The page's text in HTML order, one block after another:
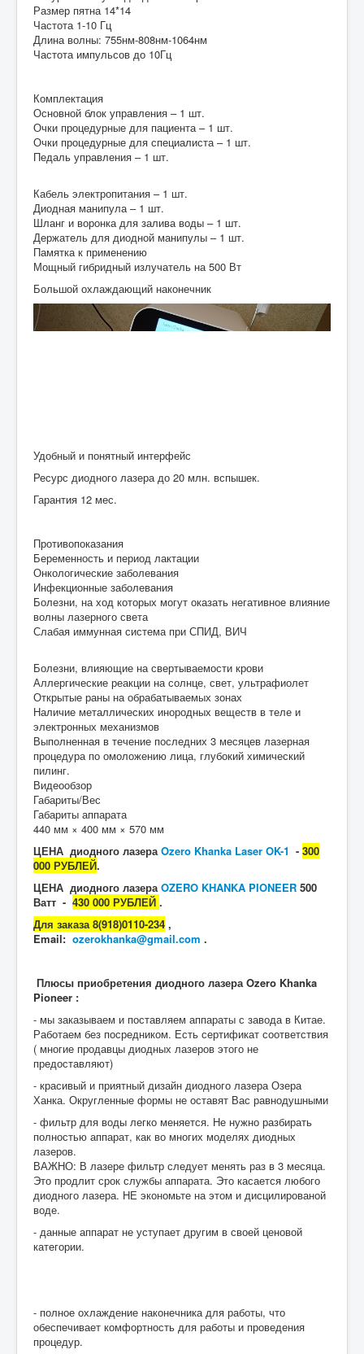
Размер пятна 14*14
Частота 1-10 Гц
Длина волны: 755нм-808нм-1064нм
Частота импульсов до 10Гц
Комплектация
Основной блок управления – 1 шт.
Очки процедурные для пациента – 1 шт.
Очки процедурные для специалиста – 1 шт.
Педаль управления – 1 шт.
Кабель электропитания – 1 шт.
Диодная манипула – 1 шт.
Шланг и воронка для залива воды – 1 шт.
Держатель для диодной манипулы – 1 шт.
Памятка к применению
Мощный гибридный излучатель на 500 Вт
Большой охлаждающий наконечник
Удобный и понятный интерфейс
Ресурс диодного лазера до 20 млн. вспышек.
Гарантия 12 мес.
Противопоказания
Беременность и период лактации
Онкологические заболевания
Инфекционные заболевания
Болезни, на ход которых могут оказать негативное влияние
волны лазерного света
Слабая иммунная система при СПИД, ВИЧ
Болезни, влияющие на свертываемости крови
Аллергические реакции на солнце, свет, ультрафиолет
Открытые раны на обрабатываемых зонах
Наличие металлических инородных веществ в теле и
электронных механизмов
Выполненная в течение последних 3 месяцев лазерная
процедура по омоложению лица, глубокий химический
пилинг.
Видеообзор
Габариты/Вес
Габариты аппарата
440 мм × 400 мм × 570 мм
ЦЕНА диодного лазераOzero Khanka Laser OK-1 - 300
000 РУБЛЕЙ.
ЦЕНА диодного лазераOZERO KHANKA PIONEER 500
Ватт - 430 000 РУБЛЕЙ .
Для заказа 8(918)0110-234 ,
Email: ozerokhanka@gmail.com .
Плюсы приобретения диодного лазера Ozero Khanka
Pioneer :
- мы заказываем и поставляем аппараты с завода в Китае.
Работаем без посредником. Есть сертификат соответствия
( многие продавцы диодных лазеров этого не
предоставляют)
- красивый и приятный дизайн диодного лазера Озера
Ханка. Округленные формы не оставят Вас равнодушными
- фильтр для воды легко меняется. Не нужно разбирать
полностью аппарат, как во многих моделях диодных
лазеров.
ВАЖНО: В лазере фильтр следует менять раз в 3 месяца.
Это продлит срок службы аппарата. Это касается любого
диодного лазера. НЕ экономьте на этом и дисцилированой
воде.
- данные аппарат не уступает другим в своей ценовой
категории.
- полное охлаждение наконечника для работы, что
обеспечивает комфортность для работы и проведения
процедур.